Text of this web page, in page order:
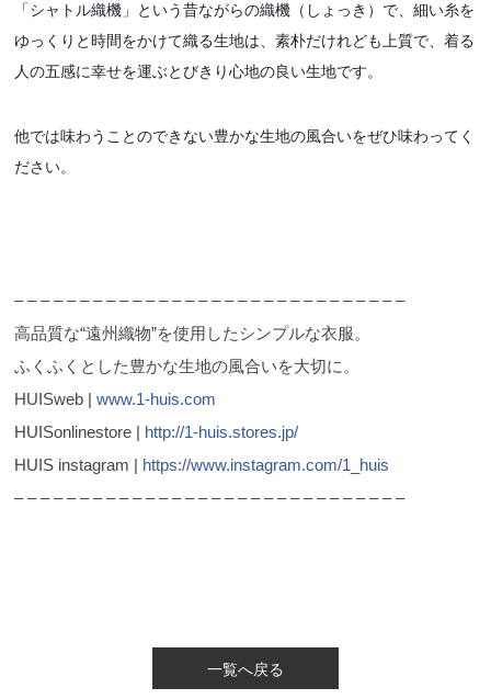
「シャトル織機」という昔ながらの織機（しょっき）で、細い糸を
ゆっくりと時間をかけて織る生地は、素朴だけれども上質で、着る
人の五感に幸せを運ぶとびきり心地の良い生地です。
他では味わうことのできない豊かな生地の風合いをぜひ味わってく
ださい。
– – – – – – – – – – – – – – – – – – – – – – – – – – – – – –
高品質な“遠州織物”を使用したシンプルな衣服。
ふくふくとした豊かな生地の風合いを大切に。
HUISweb |www.1-huis.com
HUISonlinestore | http://1-huis.stores.jp/
HUIS instagram | https://www.instagram.com/1_huis
– – – – – – – – – – – – – – – – – – – – – – – – – – – – – –
一覧へ戻る